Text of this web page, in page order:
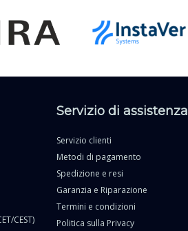
CEST)
Servizio di assistenza
Servizio clienti
Metodi di pagamento
Spedizione e resi
Garanzia e Riparazione
Termini e condizioni
Politica sulla Privacy